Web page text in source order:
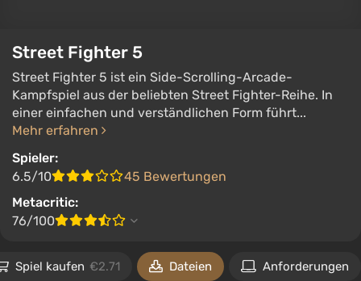
Street Fighter 5
Street Fighter 5 ist ein Side-Scrolling-Arcade-
Kampfspiel aus der beliebten Street Fighter-Reihe. In
einer einfachen und verständlichen Form führt...
Mehr erfahren
Spieler:
6.5/10
45 Bewertungen
Metacritic:
76/100
Spiel kaufen €2.71 Dateien Anforderungen